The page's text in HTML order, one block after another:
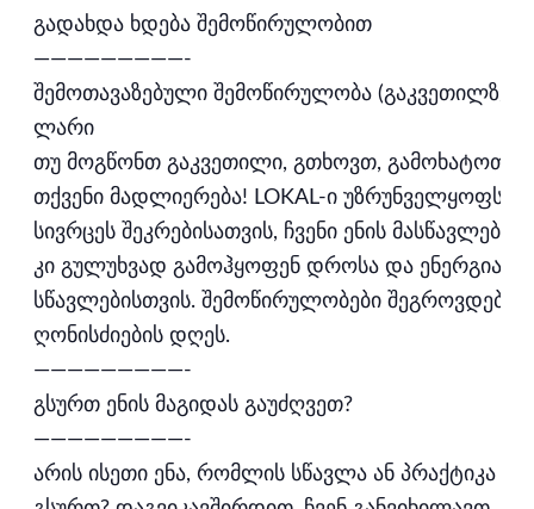
გადახდა ხდება შემოწირულობით
—————————-
შემოთავაზებული შემოწირულობა (გაკვეთილზე):
ლარი
თუ მოგწონთ გაკვეთილი, გთხოვთ, გამოხატოთ
თქვენი მადლიერება! LOKAL-ი უზრუნველყოფს
სივრცეს შეკრებისათვის, ჩვენი ენის
კი გულუხვად გამოჰყოფენ დროსა და ენერგიას
სწავლებისთვის. შემოწირულობები შეგროვდება
ღონისძიების დღეს.
—————————-
გსურთ ენის მაგიდას გაუძღვეთ?
—————————-
არის ისეთი ენა, რომლის სწავლა ან პრაქტიკა